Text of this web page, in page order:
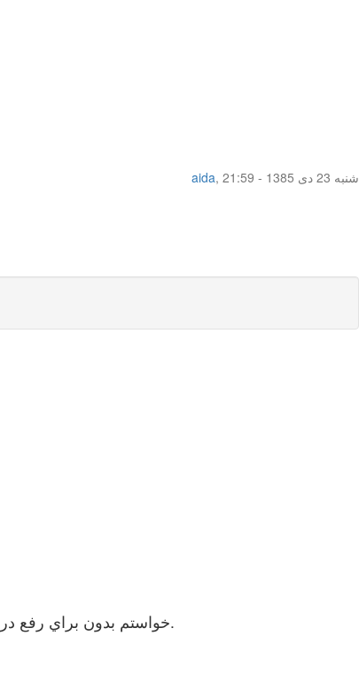
aida,
شنبه 23 دی 1385 - 21:59
خواستم بدون براي رفع درد در هنگام اميزش چه بايد كرد در زمان دخول اين درد زياد است .من 5 ساله ازدواج كردم و پرده بكارتم حلقوي هست.